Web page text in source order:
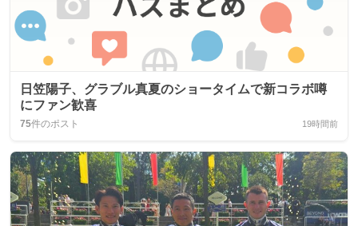
日笠陽子、グラブル真夏のショータイムで新コラボ噂
にファン歓喜
75件のポスト 19時間前